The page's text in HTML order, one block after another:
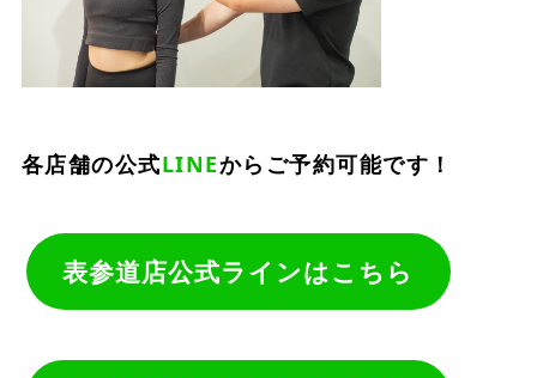
各店舗の公式LINEからご予約可能です！
表参道店公式ラインはこちら